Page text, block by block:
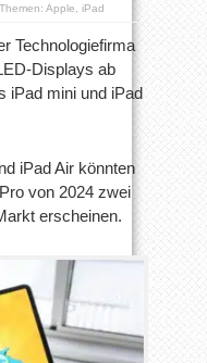
Themen: Apple iPad
Technologiefirma
Displays ab
iPad mini und iPad
iPad Air könnten
von 2024 zwei
erscheinen.